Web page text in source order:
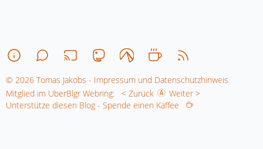
© 2026 Tomas Jakobs - Impressum und Datenschutzhinweis
Mitglied im UberBlgr Webring:
< Zurück
Weiter >
Unterstütze diesen Blog - Spende einen Kaffee